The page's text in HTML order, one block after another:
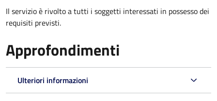
Il servizio è rivolto a tutti i soggetti interessati in possesso dei
requisiti previsti.
Approfondimenti
Ulteriori informazioni